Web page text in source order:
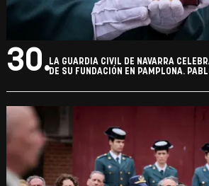
30.LA GUARDIA CIVIL DE NAVARRA
DE SU FUNDACIÓN EN PAMPLONA.